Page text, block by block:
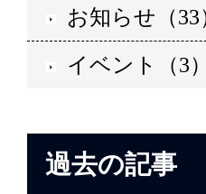
お知らせ（33
イベント（3）
過去の記事